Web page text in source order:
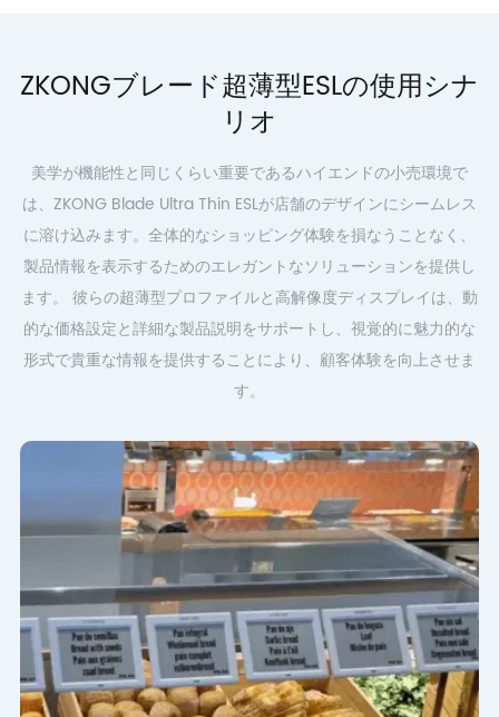
ZKONGブレード超薄型ESLの使用シナ
リオ
美学が機能性と同じくらい重要であるハイエンドの小売環境で
は、ZKONG Blade Ultra Thin ESLが店舗のデザインにシームレス
に溶け込みます。全体的なショッピング体験を損なうことなく、
製品情報を表示するためのエレガントなソリューションを提供し
ます。 彼らの超薄型プロファイルと高解像度ディスプレイは、動
的な価格設定と詳細な製品説明をサポートし、視覚的に魅力的な
形式で貴重な情報を提供することにより、顧客体験を向上させま
す。